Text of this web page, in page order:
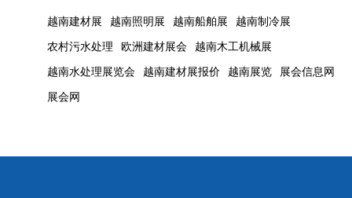
越南建材展 越南照明展 越南船舶展
越南制冷展
农村污水处理
欧洲建材展会
越南木工机械展
越南水处理展览会
越南建材展报价 越南展览
展会信息网
展会网